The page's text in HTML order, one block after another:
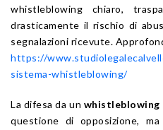
whistleblowing chiaro,
drasticamente il rischio di
segnalazioni ricevute.
https://
sistema-whistleblowing/
La difesa da un whistleblowing
questione di opposizione,